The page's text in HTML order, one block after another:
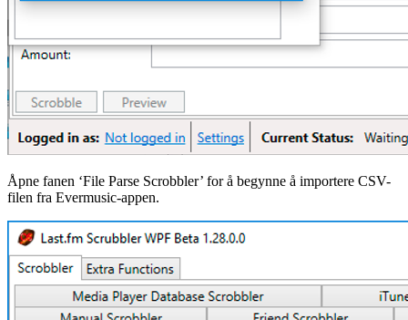
Åpne fanen ‘File Parse Scrobbler’ for å begynne å importere CSV-
filen fra Evermusic-appen.